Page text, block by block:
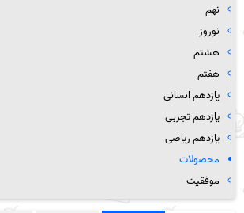
نهم
نوروز
هشتم
هفتم
یازدهم انسانی
یازدهم تجربی
یازدهم ریاضی
محصولات
موفقیت